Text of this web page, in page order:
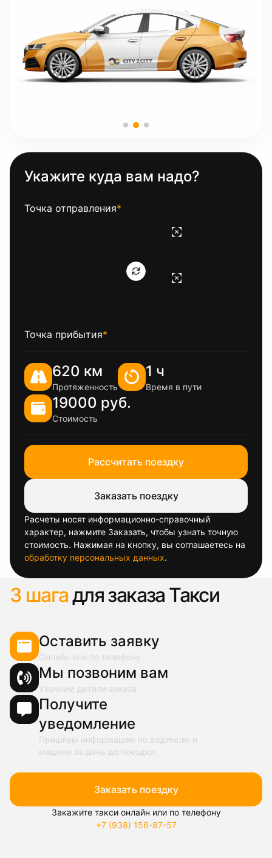
Укажите куда вам надо?
Точка отправления*
Точка прибытия*
620 км
Протяженность
1 ч
Время в пути
19000 руб.
Стоимость
Рассчитать поездку
Заказать поездку
Расчеты носят информационно-справочный
характер, нажмите Заказать, чтобы узнать точную
стоимость. Нажимая на кнопку, вы соглашаетесь на
обработку персональных данных.
3 шагадля заказа Такси
Оставить заявку
Онлайн или по телефону
Мы позвоним вам
Уточним детали заказа
Получите
уведомление
Пришлем информацию по водителю и
машине за день до поездки
Заказать поездку
Закажите такси онлайн или по телефону
+7 (938) 156-87-57